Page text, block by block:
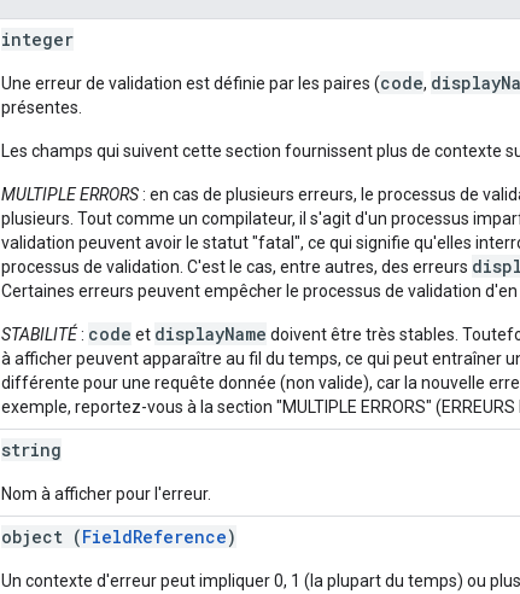
integer
Une erreur de validation est définie par les paires (code,
présentes.
Les champs qui suivent cette section fournissent plus de contexte
MULTIPLE ERRORS: en cas de plusieurs erreurs, le processus de
plusieurs. Tout comme un compilateur, il s'agit d'un processus
validation peuvent avoir le statut "fatal", ce qui signifie qu'elles
processus de validation. C'est le cas, entre autres, des erreurs
Certaines erreurs peuvent empêcher le processus de validation d'en
STABILITÉ: code et displayName doivent être très stables.
à afficher peuvent apparaître au fil du temps, ce qui peut entraîner
différente pour une requête donnée (non valide), car la nouvelle
exemple, reportez-vous à la section "MULTIPLE ERRORS" (ERREURS
string
Nom à afficher pour l'erreur.
object (FieldReference)
Un contexte d'erreur peut impliquer 0, 1 (la plupart du temps) ou